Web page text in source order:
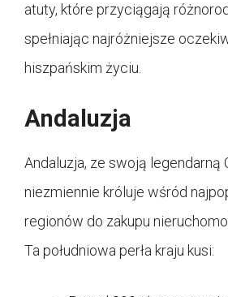
atuty, które przyciągają
spełniając najróżniejsze
hiszpańskim życiu.
Andaluzja
Andaluzja, ze swoją legendarną
niezmiennie króluje wśród
regionów do zakupu
Ta południowa perła kraju kusi: